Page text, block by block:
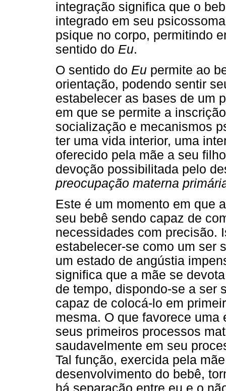
integração significa que o
integrado em seu
psique no corpo, permitindo
sentido do Eu.
O sentido do Eu permite ao
orientação, podendo sentir
estabelecer as bases de um
em que se permite a
socialização e mecanismos
ter uma vida interior, uma
oferecido pela mãe a seu
devoção possibilitada pelo
preocupação materna
Este é um momento em que
seu bebê sendo capaz de
necessidades com precisão.
estabelecer-se como um ser
um estado de angústia
significa que a mãe se
de tempo, dispondo-se a ser
capaz de colocá-lo em
mesma. O que favorece
seus primeiros processos
saudavelmente em seu
Tal função, exercida pela
desenvolvimento do bebê,